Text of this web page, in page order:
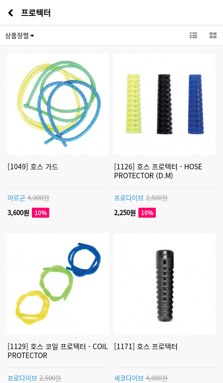
프로텍터
상품정렬
[1049] 호스 가드
아르곤 4,000원
3,600원
10%
[1126] 호스 프로텍터 - HOSE
PROTECTOR (D.M)
프로다이브 2,500원
2,250원
10%
[1129] 호스 코일 프로텍터 - COIL
PROTECTOR
프로다이브 2,500원
[1171] 호스 프로텍터
세코다이브 4,000원